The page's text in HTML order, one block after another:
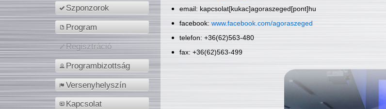
Szponzorok
Program
Regisztráció
Programbizottság
Versenyhelyszín
Kapcsolat
email: kapcsolat[kukac]agoraszeged[pont]hu
facebook: www.facebook.com/agoraszeged
telefon: +36(62)563-480
fax: +36(62)563-499